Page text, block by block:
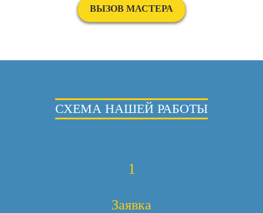
ВЫЗОВ МАСТЕРА
СХЕМА НАШЕЙ РАБОТЫ
1
Заявка